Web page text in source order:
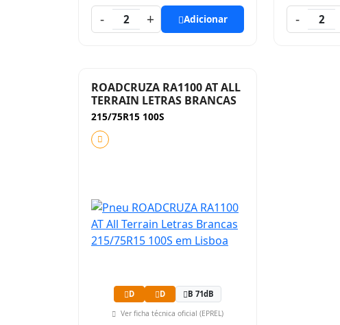
-
2 + Adicionar
-
2
ROADCRUZA RA1100 AT ALL
TERRAIN LETRAS BRANCAS
215/75R15 100S
D D B 71dB
Ver ficha técnica oficial (EPREL)